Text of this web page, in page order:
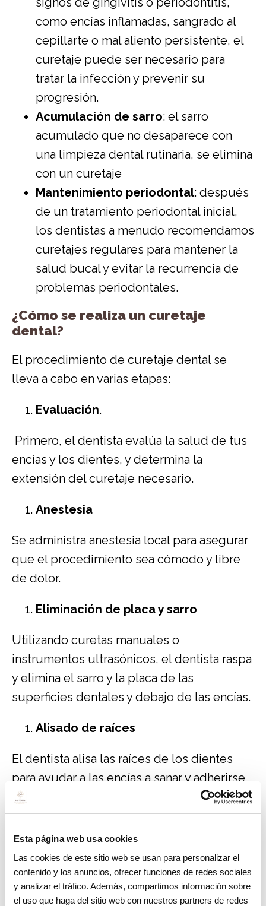
Esta página web usa cookies
Las cookies de este sitio web se usan para personalizar el
contenido y los anuncios, ofrecer funciones de redes sociales
y analizar el tráfico. Además, compartimos información sobre
el uso que haga del sitio web con nuestros partners de redes
como encías inflamadas, sangrado al
cepillarte o mal aliento persistente, el
curetaje puede ser necesario para
tratar la infección y prevenir su
progresión.
Acumulación de sarro: el sarro
acumulado que no desaparece con
una limpieza dental rutinaria, se elimina
con un curetaje
Mantenimiento periodontal: después
de un tratamiento periodontal inicial,
los dentistas a menudo recomendamos
curetajes regulares para mantener la
salud bucal y evitar la recurrencia de
problemas periodontales.
¿Cómo se realiza un curetaje
dental?
El procedimiento de curetaje dental se
lleva a cabo en varias etapas:
Evaluación.
Primero, el dentista evalúa la salud de tus
encías y los dientes, y determina la
extensión del curetaje necesario.
Anestesia
Se administra anestesia local para asegurar
que el procedimiento sea cómodo y libre
de dolor.
Eliminación de placa y sarro
Utilizando curetas manuales o
instrumentos ultrasónicos, el dentista raspa
y elimina el sarro y la placa de las
superficies dentales y debajo de las encías.
Alisado de raíces
El dentista alisa las raíces de los dientes
para ayudar a las encías a sanar y adherirse
correctamente.
Finalmente, se realiza una limpieza final
para eliminar cualquier residuo y se revisa
la salud de las encías.